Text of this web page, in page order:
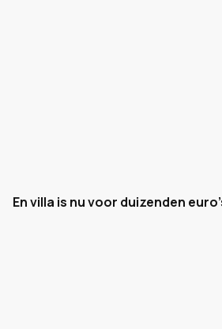
En villa is nu voor duizenden